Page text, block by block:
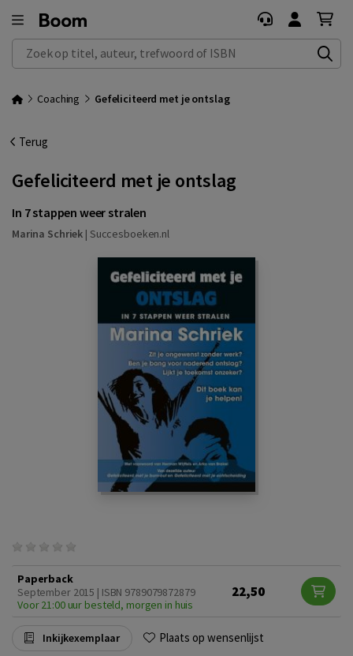
Zoek op titel, auteur, trefwoord of ISBN
Coaching Gefeliciteerd met je ontslag
Terug
Gefeliciteerd met je ontslag
In 7 stappen weer stralen
Marina Schriek | Succesboeken.nl
Paperback
September 2015 | ISBN 9789079872879
Voor 21:00 uur besteld, morgen in huis
22,50
Inkijkexemplaar Plaats op wensenlijst